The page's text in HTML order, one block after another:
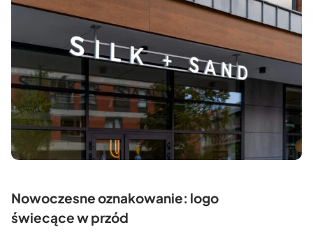
Nowoczesne oznakowanie: logo
świecące w przód